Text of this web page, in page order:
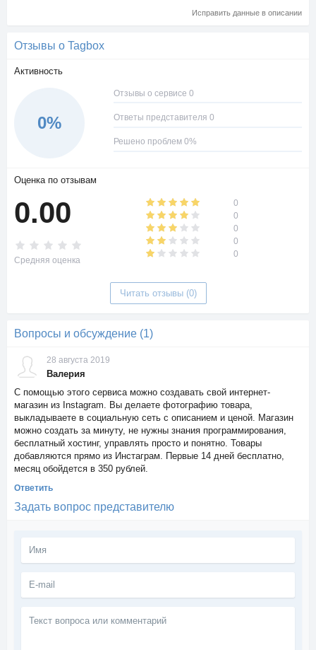
Исправить данные в описании
Отзывы о Tagbox
Активность
0%
Отзывы о сервисе 0
Ответы представителя 0
Решено проблем 0%
Оценка по отзывам
0.00
Средняя оценка
0
0
0
0
0
Читать отзывы (0)
Вопросы и обсуждение (1)
28 августа 2019
Валерия
С помощью этого сервиса можно создавать свой интернет-
магазин из Instagram. Вы делаете фотографию товара,
выкладываете в социальную сеть с описанием и ценой. Магазин
можно создать за минуту, не нужны знания программирования,
бесплатный хостинг, управлять просто и понятно. Товары
добавляются прямо из Инстаграм. Первые 14 дней бесплатно,
месяц обойдется в 350 рублей.
Ответить
Задать вопрос представителю
вопроса